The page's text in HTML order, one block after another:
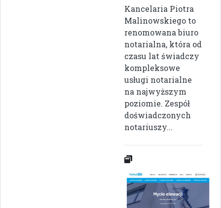
Kancelaria Piotra
Malinowskiego to
renomowana biuro
notarialna, która od
czasu lat świadczy
kompleksowe
usługi notarialne
na najwyższym
poziomie. Zespół
doświadczonych
notariuszy...